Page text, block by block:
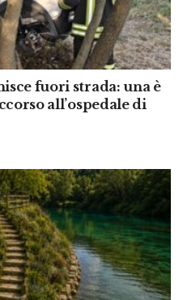
fuori strada: una è
all’ospedale di